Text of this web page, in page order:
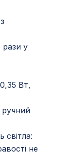
рази у
Вт,
ручний
світла:
не